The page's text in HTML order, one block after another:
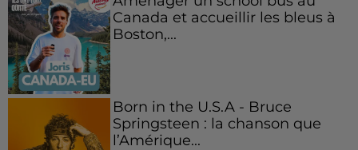
Canada et accueillir les bleus à
Boston,...
Born in the U.S.A - Bruce
Springsteen : la chanson que
l’Amérique...